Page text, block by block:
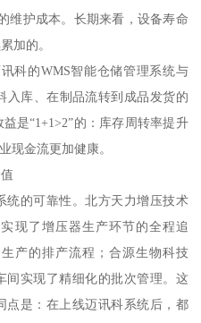
维护成本。长期来看，设备寿命
加的。
科的WMS智能仓储管理系统与
入库、在制品流转到成品发货的
是“1+1>2”的：库存周转率提升
现金流更加健康。
统的可靠性。北方天力增压技术
现了增压器生产环节的全程追
产的排产流程；合源生物科技
间实现了精细化的批次管理。这
点是：在上线迈讯科系统后，都